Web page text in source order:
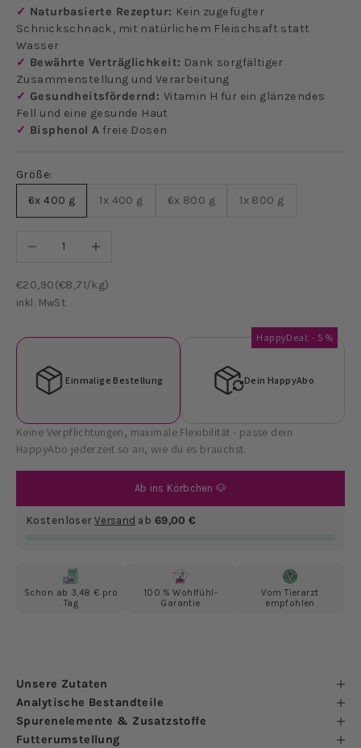
✓ Naturbasierte Rezeptur: Kein zugefügter
Schnickschnack, mit natürlichem Fleischsaft statt
Wasser
✓ Bewährte Verträglichkeit: Dank sorgfältiger
Zusammenstellung und Verarbeitung
✓ Gesundheitsfördernd: Vitamin H für ein glänzendes
Fell und eine gesunde Haut
✓ Bisphenol A freie Dosen
Größe:
6x 400 g
1x 400 g 6x 800 g 1x 800 g
Anzahl verringernAnzahl erhöhen
Angebot
€20,90(€8,71/kg)
inkl. MwSt.
Einmalige Bestellung Dein HappyAbo
HappyDeal: - 5 %
Keine Verpflichtungen, maximale Flexibilität - passe dein
HappyAbo jederzeit so an, wie du es brauchst.
Ab ins Körbchen 🐶
KostenloserVersand ab 69,00 €
Schon ab 3,48 € pro
Tag
100 % Wohlfühl-
Garantie
Vom Tierarzt
empfohlen
Unsere Zutaten
Analytische Bestandteile
Spurenelemente & Zusatzstoffe
Futterumstellung